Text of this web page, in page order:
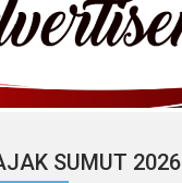
SUMUT 2026